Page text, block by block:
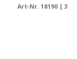
Art-Nr. 18190 | 3